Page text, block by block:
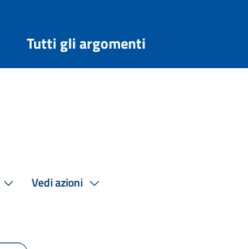
Tutti gli argomenti
Vedi azioni